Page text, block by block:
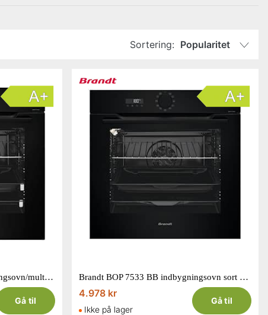
Sortering: Popularitet
Brandt BOP 7568 BB indbygningsovn/multifunktionsovn sort 73L
Gå til
Brandt BOP 7533 BB indbygningsovn sort 73L
4.978 kr
Ikke på lager
Gå til